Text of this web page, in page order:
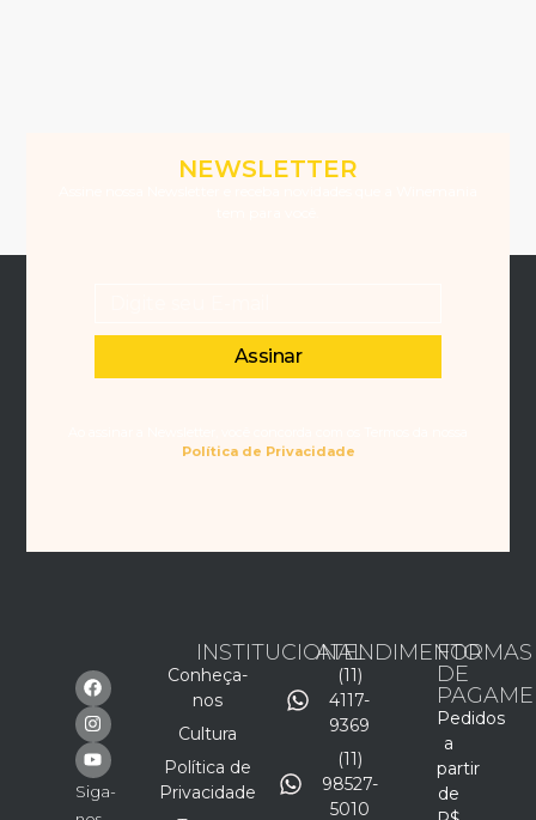
NEWSLETTER
Assinar
Política de Privacidade
Siga-
INSTITUCIONAL
Conheça-
nos
Cultura
Política de
Privacidade
ATENDIMENTO
(11)
4117-
9369
(11)
98527-
5010
FORMAS
DE
Pedidos
a
partir
de